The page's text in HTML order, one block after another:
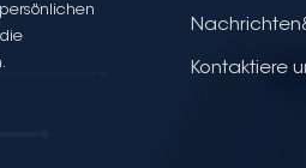
Kontaktiere